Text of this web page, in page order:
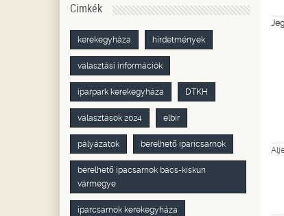
Cimkék
kerekegyháza hirdetmények
választási információk
iparpark kerekegyháza DTKH
választások 2024 elbir
pályázatok bérelhető iparicsarnok
bérelhető ipacsarnok bács-kiskun
vármegye
iparcsarnok kerekegyháza